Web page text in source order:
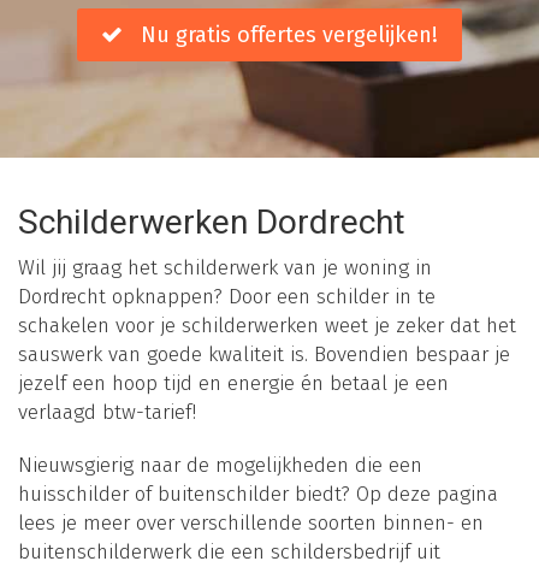
Nu gratis offertes vergelijken!
Schilderwerken Dordrecht
Wil jij graag het schilderwerk van je woning in
Dordrecht opknappen? Door een schilder in te
schakelen voor je schilderwerken weet je zeker dat het
sauswerk van goede kwaliteit is. Bovendien bespaar je
jezelf een hoop tijd en energie én betaal je een
verlaagd btw-tarief!
Nieuwsgierig naar de mogelijkheden die een
huisschilder of buitenschilder biedt? Op deze pagina
lees je meer over verschillende soorten binnen- en
buitenschilderwerk die een schildersbedrijf uit